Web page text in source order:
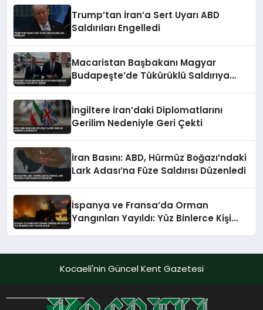
Trump’tan İran’a Sert Uyarı ABD
Saldırıları Engelledi
Macaristan Başbakanı Magyar
Budapeşte’de Tükürüklü Saldırıya
İngiltere İran’daki Diplomatlarını
Gerilim Nedeniyle Geri Çekti
İran Basını: ABD, Hürmüz Boğazı’ndaki
Lark Adası’na Füze Saldırısı Düzenledi
İspanya ve Fransa’da Orman
Yangınları Yayıldı: Yüz Binlerce Kişi
Kocaeli'nin Güncel Kent Gazetesi